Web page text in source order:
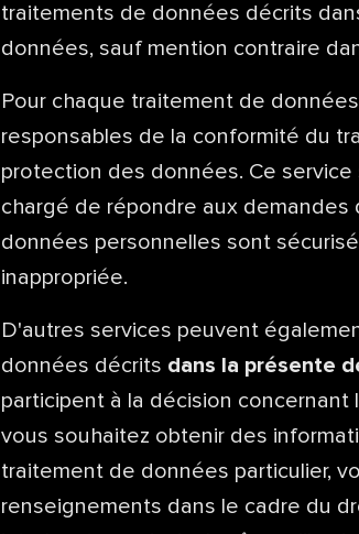
traitements de données décrits
données, sauf mention contraire
Pour chaque traitement de
responsables de la conformité du
protection des données. Ce service
chargé de répondre aux demandes
données personnelles sont
inappropriée.
D'autres services peuvent
données décrits dans la présente
participent à la décision
vous souhaitez obtenir des
traitement de données particulier,
renseignements dans le cadre du